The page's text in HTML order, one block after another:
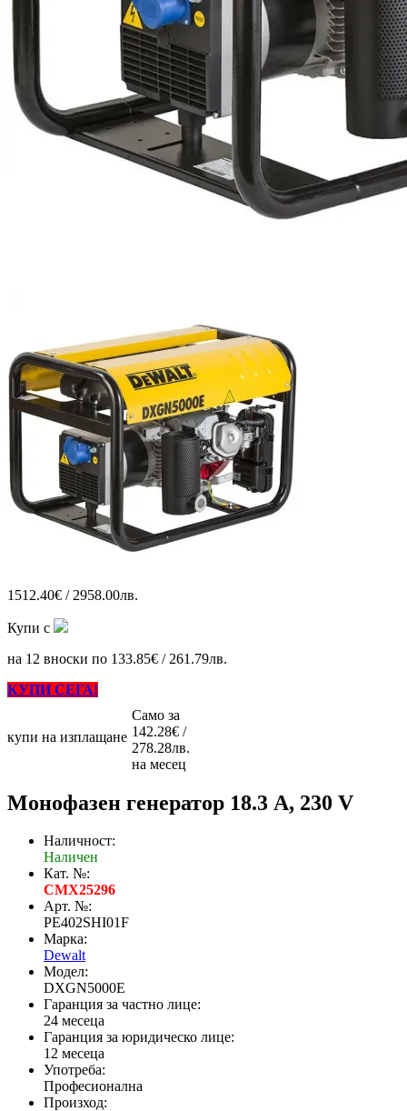
1512.40€ / 2958.00лв.
Купи с
на 12 вноски по 133.85€ / 261.79лв.
КУПИ СЕГА!
купи на изплащане
Само за
142.28€ /
278.28лв.
на месец
Монофазен генератор 18.3 A, 230 V
Наличност:
Наличен
Кат. №:
CMX25296
Арт. №:
PE402SHI01F
Марка:
Dewalt
Модел:
DXGN5000E
Гаранция за частно лице:
24 месеца
Гаранция за юридическо лице:
12 месеца
Употреба:
Професионална
Произход: